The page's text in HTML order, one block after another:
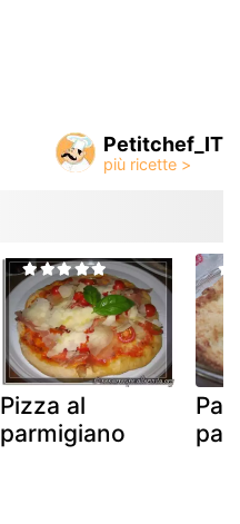
Petitchef_IT
Pizza al
parmigiano